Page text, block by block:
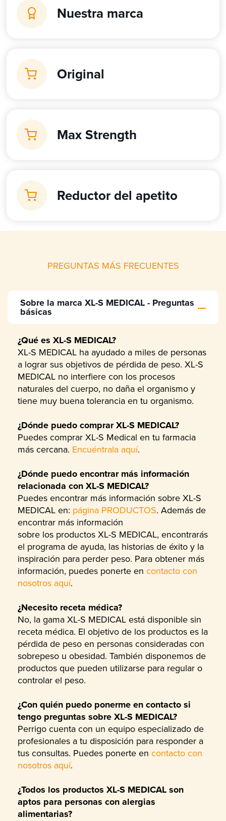
Nuestra marca
Original
Max Strength
Reductor del apetito
PREGUNTAS MÁS FRECUENTES
Sobre la marca XL-S MEDICAL - Preguntas
básicas
¿Qué es XL-S MEDICAL?
XL-S MEDICAL ha ayudado a miles de personas
a lograr sus objetivos de pérdida de peso. XL-S
MEDICAL no interfiere con los procesos
naturales del cuerpo, no daña el organismo y
tiene muy buena tolerancia en tu organismo.
¿Dónde puedo comprar XL-S MEDICAL?
Puedes comprar XL-S Medical en tu farmacia
más cercana. Encuéntrala aquí.
¿Dónde puedo encontrar más información
relacionada con XL-S MEDICAL?
Puedes encontrar más información sobre XL-S
MEDICAL en: página PRODUCTOS. Además de
encontrar más información
sobre los productos XL-S MEDICAL, encontrarás
el programa de ayuda, las historias de éxito y la
inspiración para perder peso. Para obtener más
información, puedes ponerte en contacto con
nosotros aquí.
¿Necesito receta médica?
No, la gama XL-S MEDICAL está disponible sin
receta médica. El objetivo de los productos es la
pérdida de peso en personas consideradas con
sobrepeso u obesidad. También disponemos de
productos que pueden utilizarse para regular o
controlar el peso.
¿Con quién puedo ponerme en contacto si
tengo preguntas sobre XL-S MEDICAL?
Perrigo cuenta con un equipo especializado de
profesionales a tu disposición para responder a
tus consultas. Puedes ponerte en contacto con
nosotros aquí.
¿Todos los productos XL-S MEDICAL son
aptos para personas con alergias
alimentarias?